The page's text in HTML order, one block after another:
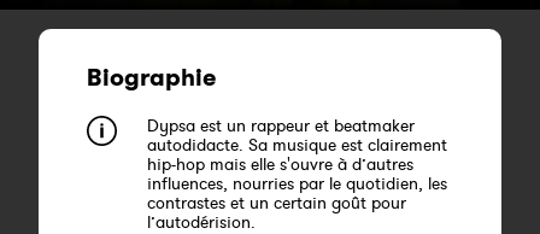
Biographie
Dypsa est un rappeur et beatmaker
autodidacte. Sa musique est clairement
hip-hop mais elle s'ouvre à d’autres
influences, nourries par le quotidien, les
contrastes et un certain goût pour
l’autodérision.